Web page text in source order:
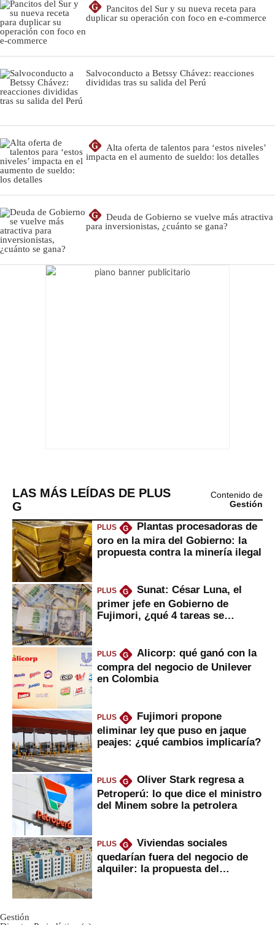
G
Pancitos del Sur y su nueva receta para
duplicar su operación con foco en e-commerce
Salvoconducto a Betssy Chávez: reacciones
divididas tras su salida del Perú
G
Alta oferta de talentos para ‘estos niveles’
impacta en el aumento de sueldo: los detalles
G
Deuda de Gobierno se vuelve más atractiva
para inversionistas, ¿cuánto se gana?
LAS MÁS LEÍDAS DE PLUS
G
Contenido de
Gestión
PLUS G
Plantas procesadoras de
oro en la mira del Gobierno: la
propuesta contra la minería ilegal
PLUS G
Sunat: César Luna, el
primer jefe en Gobierno de
Fujimori, ¿qué 4 tareas se
PLUS G
Alicorp: qué ganó con la
compra del negocio de Unilever
en Colombia
PLUS G
Fujimori propone
eliminar ley que puso en jaque
peajes: ¿qué cambios implicaría?
PLUS G
Oliver Stark regresa a
Petroperú: lo que dice el ministro
del Minem sobre la petrolera
PLUS G
Viviendas sociales
quedarían fuera del negocio de
alquiler: la propuesta del
Gestión